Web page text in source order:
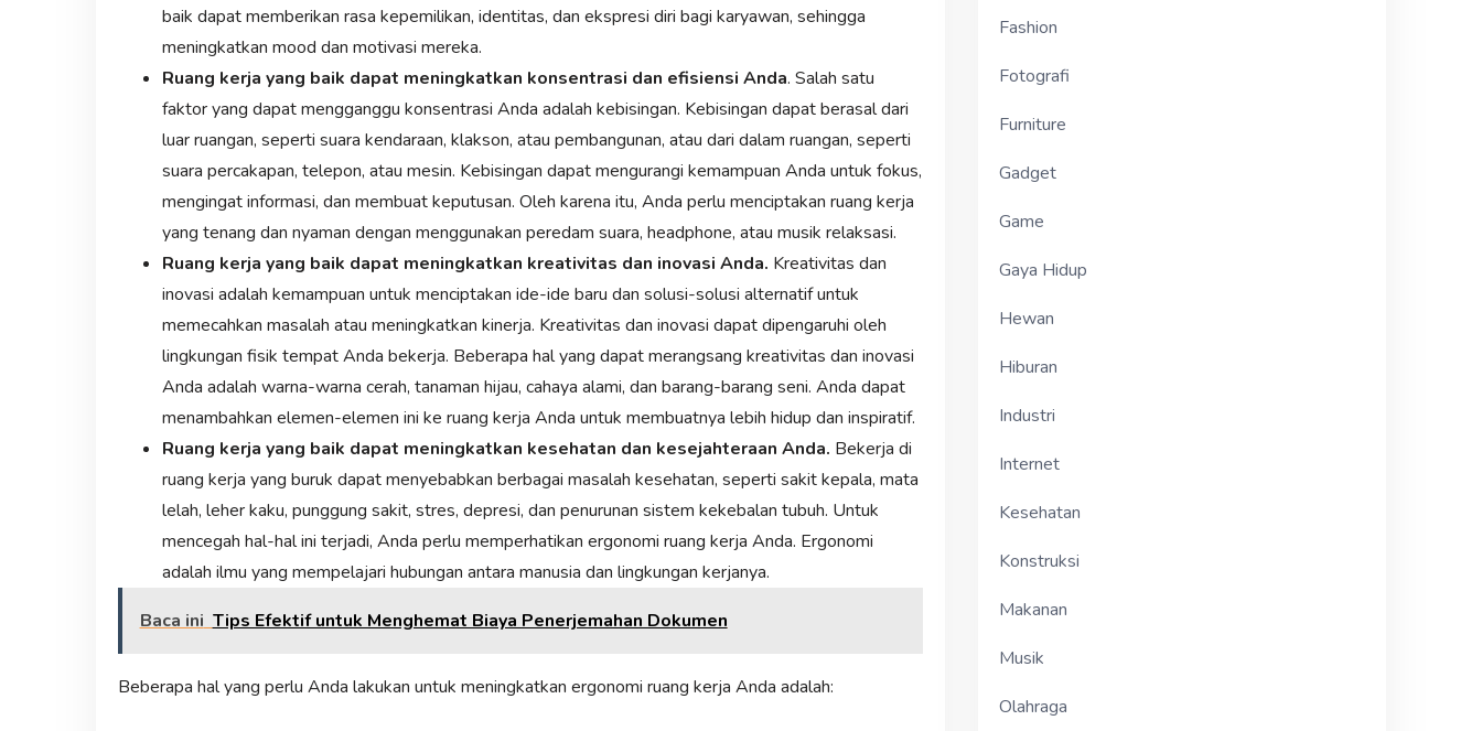
baik dapat memberikan rasa kepemilikan, identitas, dan ekspresi diri bagi karyawan, sehingga
meningkatkan mood dan motivasi mereka.
Ruang kerja yang baik dapat meningkatkan konsentrasi dan efisiensi Anda. Salah satu
faktor yang dapat mengganggu konsentrasi Anda adalah kebisingan. Kebisingan dapat berasal dari
luar ruangan, seperti suara kendaraan, klakson, atau pembangunan, atau dari dalam ruangan, seperti
suara percakapan, telepon, atau mesin. Kebisingan dapat mengurangi kemampuan Anda untuk fokus,
mengingat informasi, dan membuat keputusan. Oleh karena itu, Anda perlu menciptakan ruang kerja
yang tenang dan nyaman dengan menggunakan peredam suara, headphone, atau musik relaksasi.
Ruang kerja yang baik dapat meningkatkan kreativitas dan inovasi Anda. Kreativitas dan
inovasi adalah kemampuan untuk menciptakan ide-ide baru dan solusi-solusi alternatif untuk
memecahkan masalah atau meningkatkan kinerja. Kreativitas dan inovasi dapat dipengaruhi oleh
lingkungan fisik tempat Anda bekerja. Beberapa hal yang dapat merangsang kreativitas dan inovasi
Anda adalah warna-warna cerah, tanaman hijau, cahaya alami, dan barang-barang seni. Anda dapat
menambahkan elemen-elemen ini ke ruang kerja Anda untuk membuatnya lebih hidup dan inspiratif.
Ruang kerja yang baik dapat meningkatkan kesehatan dan kesejahteraan Anda. Bekerja di
ruang kerja yang buruk dapat menyebabkan berbagai masalah kesehatan, seperti sakit kepala, mata
lelah, leher kaku, punggung sakit, stres, depresi, dan penurunan sistem kekebalan tubuh. Untuk
mencegah hal-hal ini terjadi, Anda perlu memperhatikan ergonomi ruang kerja Anda. Ergonomi
adalah ilmu yang mempelajari hubungan antara manusia dan lingkungan kerjanya.
Baca ini Tips Efektif untuk Menghemat Biaya Penerjemahan Dokumen
Beberapa hal yang perlu Anda lakukan untuk meningkatkan ergonomi ruang kerja Anda adalah:
Fashion
Fotografi
Furniture
Gadget
Game
Gaya Hidup
Hewan
Hiburan
Industri
Internet
Kesehatan
Konstruksi
Makanan
Musik
Olahraga